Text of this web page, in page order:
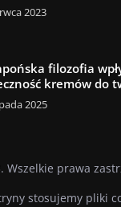
2023
filozofia
kremów do
2025
prawa
stosujemy pliki